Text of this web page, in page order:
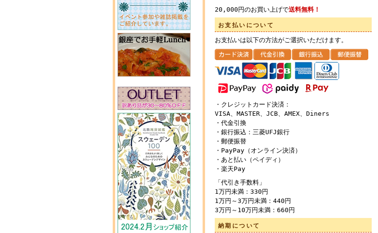
20,000円のお買い上げで送料無料！
お支払いについて
お支払いは以下の方法がご選択いただけます。
・クレジットカード決済：
VISA、MASTER、JCB、AMEX、Diners
・代金引換
・銀行振込：三菱UFJ銀行
・郵便振替
・PayPay（オンライン決済）
・あと払い（ペイディ）
・楽天Pay
「代引き手数料」
1万円未満：330円
1万円～3万円未満：440円
3万円～10万円未満：660円
納期について